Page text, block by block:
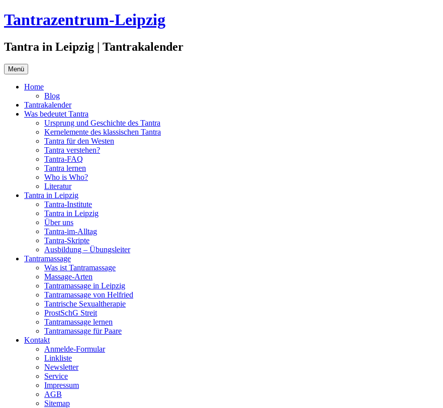
Zum
Inhalt
Tantrazentrum-Leipzig
Tantra in Leipzig | Tantrakalender
Menü
Home
Blog
Tantrakalender
Was bedeutet Tantra
Ursprung und Geschichte des Tantra
Kernelemente des klassischen Tantra
Tantra für den Westen
Tantra verstehen?
Tantra-FAQ
Tantra lernen
Who is Who?
Literatur
Tantra in Leipzig
Tantra-Institute
Tantra in Leipzig
Über uns
Tantra-im-Alltag
Tantra-Skripte
Ausbildung – Übungsleiter
Tantramassage
Was ist Tantramassage
Massage-Arten
Tantramassage in Leipzig
Tantramassage von Helfried
Tantrische Sexualtherapie
ProstSchG Streit
Tantramassage lernen
Tantramassage für Paare
Kontakt
Anmelde-Formular
Linkliste
Newsletter
Service
Impressum
AGB
Sitemap